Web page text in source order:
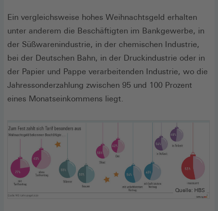
Ein vergleichsweise hohes Weihnachtsgeld erhalten
unter anderem die Beschäftigten im Bankgewerbe, in
der Süßwarenindustrie, in der chemischen Industrie,
bei der Deutschen Bahn, in der Druckindustrie oder in
der Papier und Pappe verarbeitenden Industrie, wo die
Jahressonderzahlung zwischen 95 und 100 Prozent
eines Monatseinkommens liegt.
Quelle: HBS